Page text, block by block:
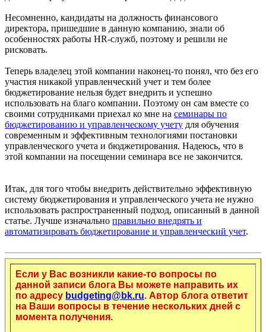
Несомненно, кандидаты на должность финансового
директора, пришедшие в данную компанию, знали об
особенностях работы HR-служб, поэтому и решили не
рисковать.
Теперь владелец этой компании наконец-то понял, что без его
участия никакой управленческий учет и тем более
бюджетирование нельзя будет внедрить и успешно
использовать на благо компании. Поэтому он сам вместе со
своими сотрудниками приехал ко мне на семинары по
бюджетированию и управленческому учету для обучения
современным и эффективным технологиями постановки
управленческого учета и бюджетирования. Надеюсь, что в
этой компании на посещении семинара все не закончится.
Итак, для того чтобы внедрить действительно эффективную
систему бюджетирования и управленческого учета не нужно
использовать распространенный подход, описанный в данной
статье. Лучше изначально правильно внедрять и
автоматизировать бюджетирование и управленческий учет.
Если у Вас возникли какие-то вопросы по
данной записи блога Вы можете направить их
по адресу budgeting@bk.ru. Автор блога ответит
на Ваши вопросы в течение нескольких дней с
момента получения.